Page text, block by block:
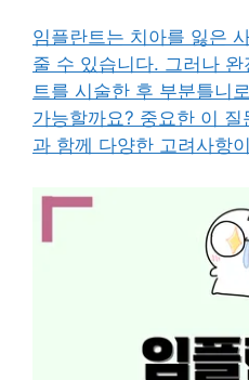
임플란트는 치아를 잃은
줄 수 있습니다. 그러나
트를 시술한 후 부분틀니
가능할까요? 중요한 이
과 함께 다양한 고려사항